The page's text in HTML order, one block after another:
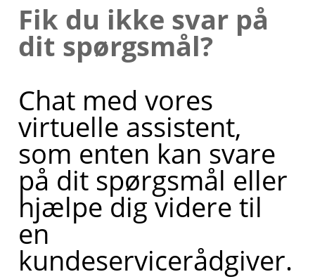
Fik du ikke svar på
dit spørgsmål?
Chat med vores
virtuelle assistent,
som enten kan svare
på dit spørgsmål eller
hjælpe dig videre til
en
kundeservicerådgiver.